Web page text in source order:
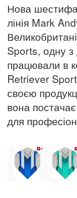
Нова
лінія Mark
Sports, одну
працювали в
Retriever
своєю
вона
для